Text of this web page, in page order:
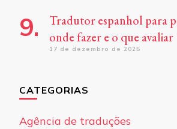
Tradutor espanhol para
onde fazer e o que avaliar
17 de dezembro de 2025
CATEGORIAS
Agência de traduções